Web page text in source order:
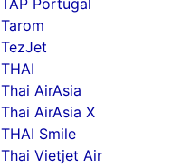
TAP Portugal
Tarom
TezJet
THAI
Thai AirAsia
Thai AirAsia X
THAI Smile
Thai Vietjet Air